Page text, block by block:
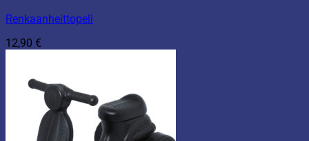
Renkaanheittopeli
12,90 €